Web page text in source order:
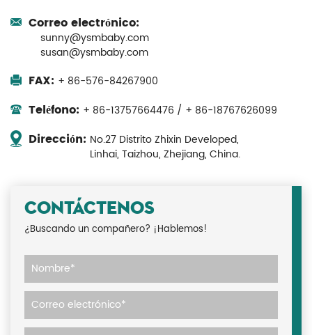
Correo electrónico:
sunny@ysmbaby.com
susan@ysmbaby.com
FAX: + 86-576-84267900
Teléfono: + 86-13757664476 / + 86-18767626099
Dirección: No.27 Distrito Zhixin Developed,
Linhai, Taizhou, Zhejiang, China.
CONTÁCTENOS
¿Buscando un compañero? ¡Hablemos!